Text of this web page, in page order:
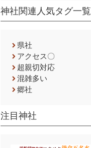
神社関連人気タグ一覧
県社
アクセス〇
超親切対応
混雑多い
郷社
注目神社